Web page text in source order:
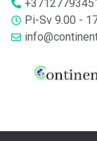
Pi-Sv 9.00 -